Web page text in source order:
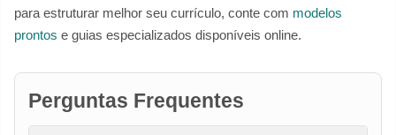
para estruturar melhor seu currículo, conte com modelos
prontos e guias especializados disponíveis online.
Perguntas Frequentes